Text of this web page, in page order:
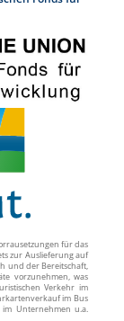
für das
zur Auslieferung auf
und der Bereitschaft,
vorzunehmen, was
Verkehr im
im Bus
Unternehmen u.a.